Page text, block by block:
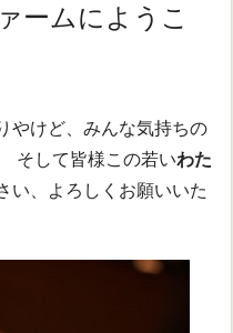
ームにようこ
やけど、みんな気持ちの
そして皆様この若いわた
い、よろしくお願いいた